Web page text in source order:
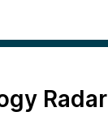
Radar